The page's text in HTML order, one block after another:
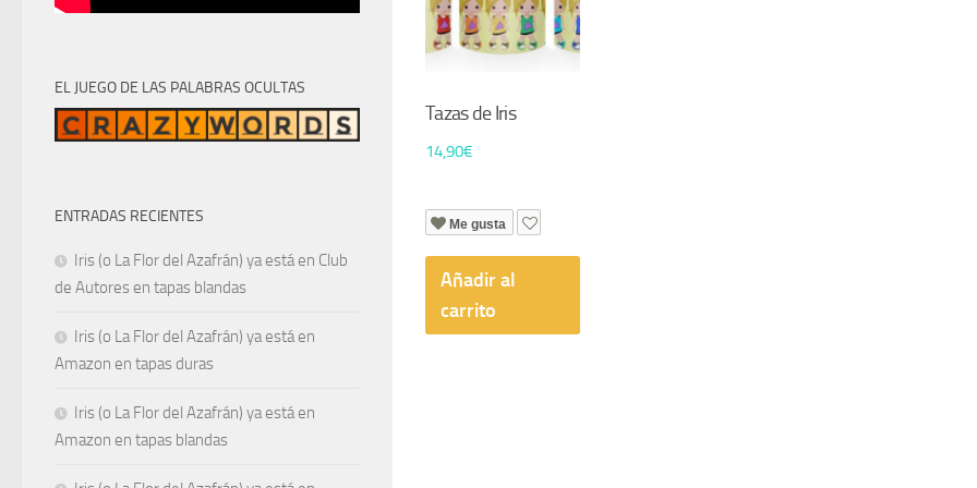
Tazas de Iris
14,90€
Me gusta
Añadir al
carrito
EL JUEGO DE LAS PALABRAS OCULTAS
ENTRADAS RECIENTES
Iris (o La Flor del Azafrán) ya está en Club
de Autores en tapas blandas
Iris (o La Flor del Azafrán) ya está en
Amazon en tapas duras
Iris (o La Flor del Azafrán) ya está en
Amazon en tapas blandas